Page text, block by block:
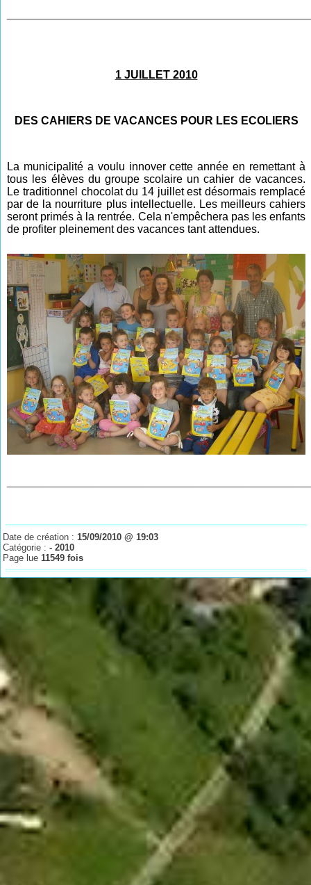
1 JUILLET 2010
DES CAHIERS DE VACANCES POUR LES ECOLIERS
La municipalité a voulu innover cette année en remettant à
tous les élèves du groupe scolaire un cahier de vacances.
Le traditionnel chocolat du 14 juillet est désormais remplacé
par de la nourriture plus intellectuelle. Les meilleurs cahiers
seront primés à la rentrée. Cela n'empêchera pas les enfants
de profiter pleinement des vacances tant attendues.
Date de création :15/09/2010 @ 19:03
Catégorie :- 2010
Page lue11549 fois